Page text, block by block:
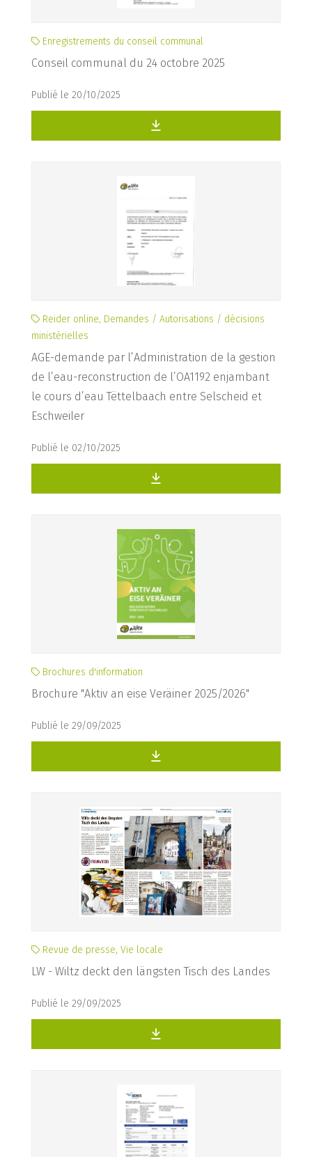
Enregistrements du conseil communal
Conseil communal du 24 octobre 2025
Publié le 20/10/2025
Reider online, Demandes / Autorisations / décisions
ministérielles
AGE-demande par l’Administration de la gestion
de l’eau-reconstruction de l’OA1192 enjambant
le cours d’eau Tëttelbaach entre Selscheid et
Eschweiler
Publié le 02/10/2025
Brochures d'information
Brochure "Aktiv an eise Veräiner 2025/2026"
Publié le 29/09/2025
Revue de presse, Vie locale
LW - Wiltz deckt den längsten Tisch des Landes
Publié le 29/09/2025